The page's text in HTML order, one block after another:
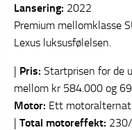
Lansering: 2022
Premium mellomklasse
Lexus luksusfølelsen.
| Pris: Startprisen for de
mellom kr 584.000 og
Motor: Ett
| Total motoreffekt: